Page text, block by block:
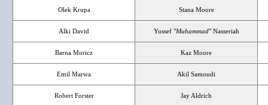
Olek Krupa Stana Moore
Alki David Yussef "Muhammad" Nasseriah
Barna Moricz Kaz Moore
Emil Marwa Akil Samoudi
Robert Forster Jay Aldrich